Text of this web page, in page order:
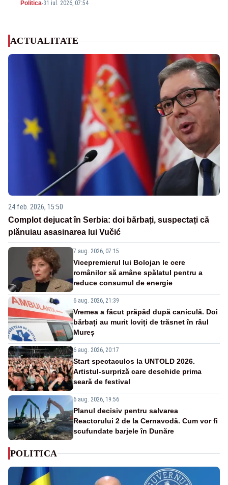
Politica-31 iul. 2026, 07:54
ACTUALITATE
24 feb. 2026, 15:50
Complot dejucat în Serbia: doi bărbați, suspectați că
plănuiau asasinarea lui Vučić
7 aug. 2026, 07:15
Vicepremierul lui Bolojan le cere
românilor să amâne spălatul pentru a
reduce consumul de energie
6 aug. 2026, 21:39
Vremea a făcut prăpăd după caniculă. Doi
bărbați au murit loviți de trăsnet în râul
Mureș
6 aug. 2026, 20:17
Start spectaculos la UNTOLD 2026.
Artistul-surpriză care deschide prima
seară de festival
6 aug. 2026, 19:56
Planul decisiv pentru salvarea
Reactorului 2 de la Cernavodă. Cum vor fi
scufundate barjele în Dunăre
POLITICA